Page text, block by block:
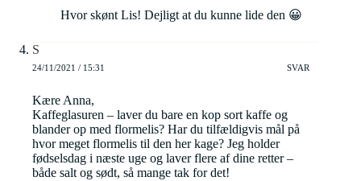
Hvor skønt Lis! Dejligt at du kunne lide den 😀
S
24/11/2021 / 15:31 SVAR
Kære Anna,
Kaffeglasuren – laver du bare en kop sort kaffe og
blander op med flormelis? Har du tilfældigvis mål på
hvor meget flormelis til den her kage? Jeg holder
fødselsdag i næste uge og laver flere af dine retter –
både salt og sødt, så mange tak for det!